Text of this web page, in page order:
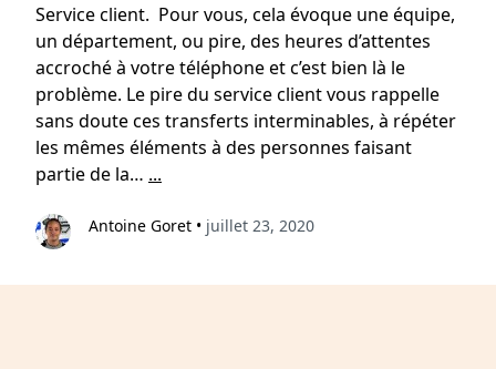
Service client. Pour vous, cela évoque une équipe,
un département, ou pire, des heures d’attentes
accroché à votre téléphone et c’est bien là le
problème. Le pire du service client vous rappelle
sans doute ces transferts interminables, à répéter
les mêmes éléments à des personnes faisant
partie de la… ...
Antoine Goret • juillet 23, 2020